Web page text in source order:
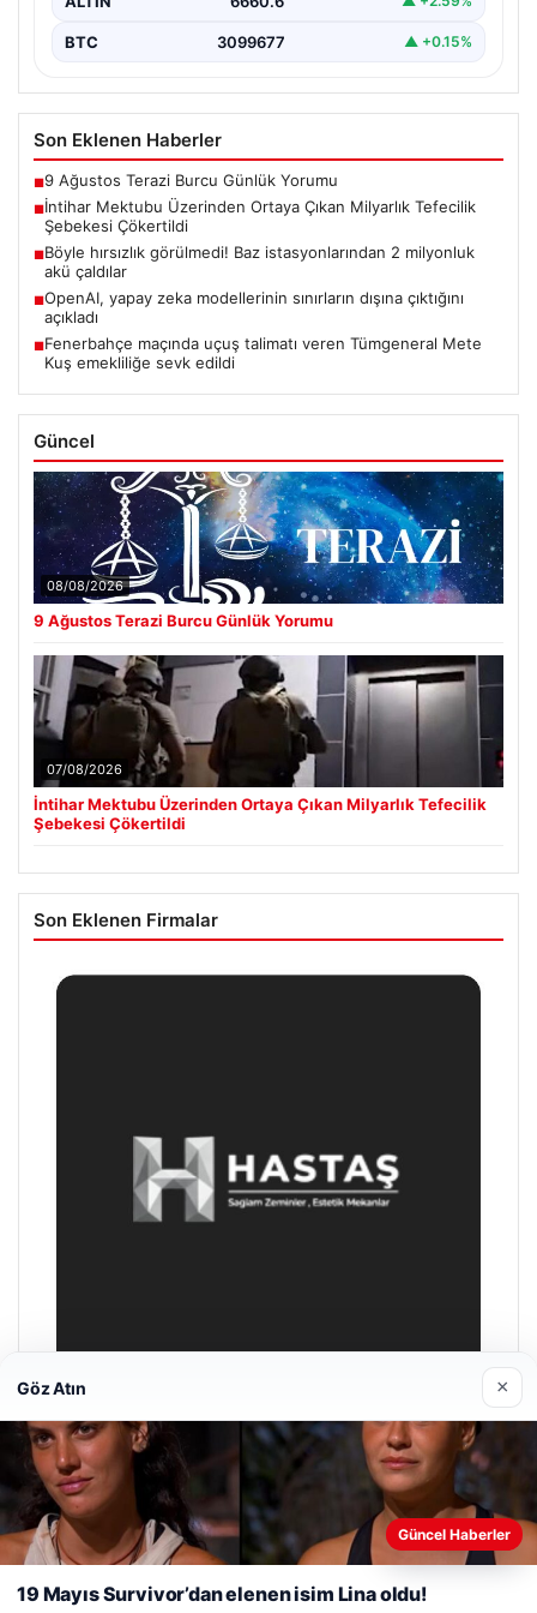
BTC 3099677 ▲ +0.15%
Son Eklenen Haberler
■9 Ağustos Terazi Burcu Günlük Yorumu
■İntihar Mektubu Üzerinden Ortaya Çıkan Milyarlık Tefecilik
Şebekesi Çökertildi
■Böyle hırsızlık görülmedi! Baz istasyonlarından 2 milyonluk
akü çaldılar
■OpenAI, yapay zeka modellerinin sınırların dışına çıktığını
açıkladı
■Fenerbahçe maçında uçuş talimatı veren Tümgeneral Mete
Kuş emekliliğe sevk edildi
Güncel
08/08/2026
9 Ağustos Terazi Burcu Günlük Yorumu
07/08/2026
İntihar Mektubu Üzerinden Ortaya Çıkan Milyarlık Tefecilik
Şebekesi Çökertildi
Son Eklenen Firmalar
Enes Kaplan Avukatlık Bürosu
28/04/2026
Web sitemizi nasıl kullandığınızı daha iyi anlayabilmek,
deneyiminizi kişiselleştirmek ve geliştirmek amacıyla çerezler
kullanıyoruz.Çerez Politikamız
Reddet Kabul Et
Göz Atın ×
Güncel Haberler
19 Mayıs Survivor’dan elenen isim Lina oldu!